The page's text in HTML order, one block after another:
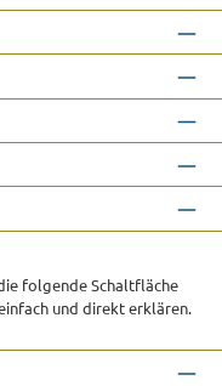
folgende Schaltfläche
und direkt erklären.